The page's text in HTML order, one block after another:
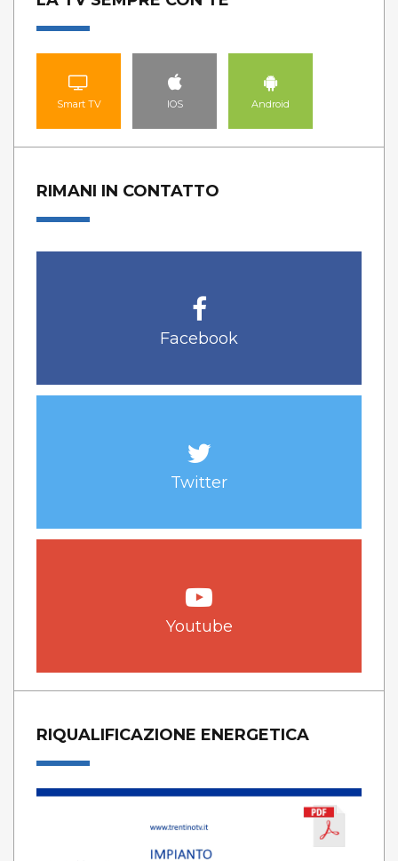
Smart TV IOS Android
RIMANI IN CONTATTO
Facebook
Twitter
Youtube
RIQUALIFICAZIONE ENERGETICA